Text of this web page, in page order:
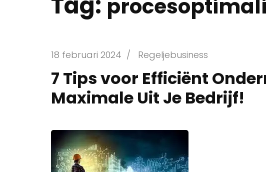
18 februari 2024 / Regeljebusiness
7 Tips voor Efficiënt
Maximale Uit Je Bedrijf!